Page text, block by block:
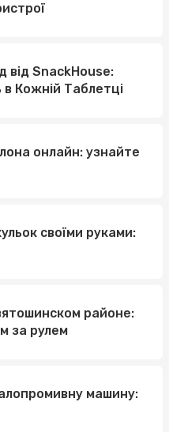
від SnackHouse:
Кожній Таблетці
онлайн: узнайте
своїми руками:
районе:
за рулем
машину: